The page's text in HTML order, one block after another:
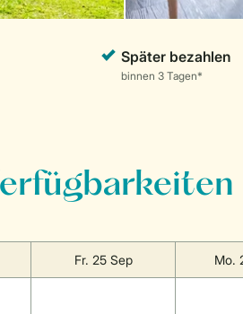
Fr. 25 Sep Mo.